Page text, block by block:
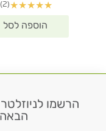
₪80.60.
★
★
★
★
★
(2)
הבאה
דוא׳׳ל